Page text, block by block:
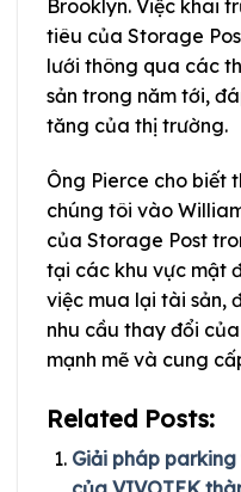
Brooklyn. Việc khai
tiêu của Storage
lưới thông qua các
sản trong năm tới,
tăng của thị trường.
Ông Pierce cho biết
chúng tôi vào
của Storage Post
tại các khu vực mật
việc mua lại tài sản,
nhu cầu thay đổi
mạnh mẽ và cung
Related Posts:
Giải pháp